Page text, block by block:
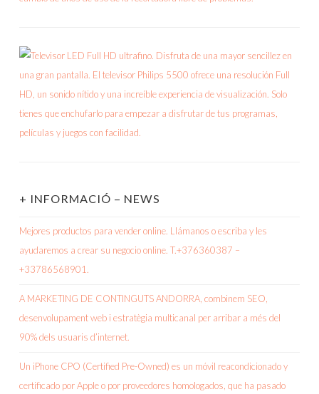
+ INFORMACIÓ – NEWS
Mejores productos para vender online. Llámanos o escriba y les
ayudaremos a crear su negocio online. T.+376360387 –
+33786568901.
A MARKETING DE CONTINGUTS ANDORRA, combinem SEO,
desenvolupament web i estratègia multicanal per arribar a més del
90% dels usuaris d’internet.
Un iPhone CPO (Certified Pre-Owned) es un móvil reacondicionado y
certificado por Apple o por proveedores homologados, que ha pasado